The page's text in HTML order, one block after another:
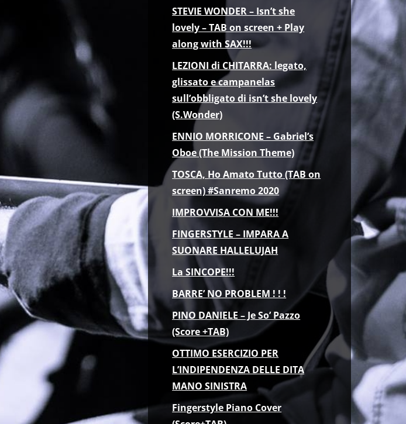
STEVIE WONDER – Isn’t she
lovely – TAB on screen + Play
along with SAX!!!
LEZIONI di CHITARRA: legato,
glissato e campanelas
sull’obbligato di isn’t she lovely
(S.Wonder)
ENNIO MORRICONE – Gabriel’s
Oboe (The Mission Theme)
TOSCA, Ho Amato Tutto (TAB on
screen) #Sanremo 2020
IMPROVVISA CON ME!!!
FINGERSTYLE – IMPARA A
SUONARE HALLELUJAH
La SINCOPE!!!
BARRE’ NO PROBLEM ! ! !
PINO DANIELE – Je So’ Pazzo
(Score +TAB)
OTTIMO ESERCIZIO PER
L’INDIPENDENZA DELLE DITA
MANO SINISTRA
Fingerstyle Piano Cover